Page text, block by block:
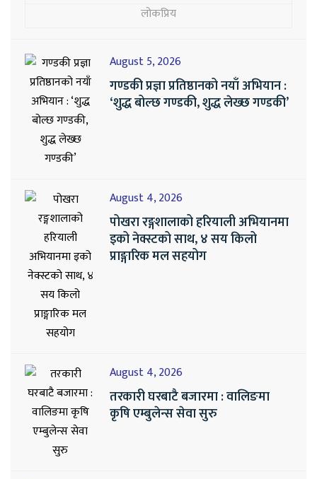
लोकप्रिय
August 5, 2026
गण्डकी प्रज्ञा प्रतिष्ठानको नयाँ अभियान :
‘शुद्ध बोल्छ गण्डकी, शुद्ध लेख्छ गण्डकी’
August 4, 2026
पोखरा रङ्गशालाको हरियाली अभियानमा
इको नेक्स्टको साथ, ४ सय किलो
प्राङ्गारिक मल सहयोग
August 4, 2026
तरकारी घरबाटै बजारमा : वालिङमा
कृषि एम्बुलेन्स सेवा सुरु